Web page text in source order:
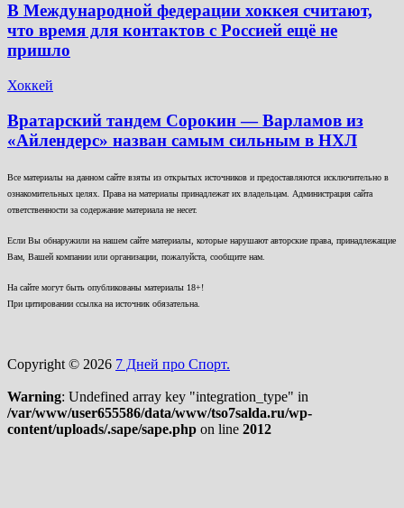
В Международной федерации хоккея считают,
что время для контактов с Россией ещё не
пришло
Хоккей
Вратарский тандем Сорокин — Варламов из
«Айлендерс» назван самым сильным в НХЛ
Все материалы на данном сайте взяты из открытых источников и предоставляются исключительно в
ознакомительных целях. Права на материалы принадлежат их владельцам. Администрация сайта
ответственности за содержание материала не несет.
Если Вы обнаружили на нашем сайте материалы, которые нарушают авторские права, принадлежащие
Вам, Вашей компании или организации, пожалуйста, сообщите нам.
На сайте могут быть опубликованы материалы 18+!
При цитировании ссылка на источник обязательна.
Copyright © 2026 7 Дней про Спорт.
Warning: Undefined array key "integration_type" in
/var/www/user655586/data/www/tso7salda.ru/wp-
content/uploads/.sape/sape.php on line 2012